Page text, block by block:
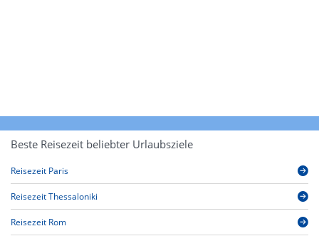
Beste Reisezeit beliebter Urlaubsziele
Reisezeit Paris
Reisezeit Thessaloniki
Reisezeit Rom